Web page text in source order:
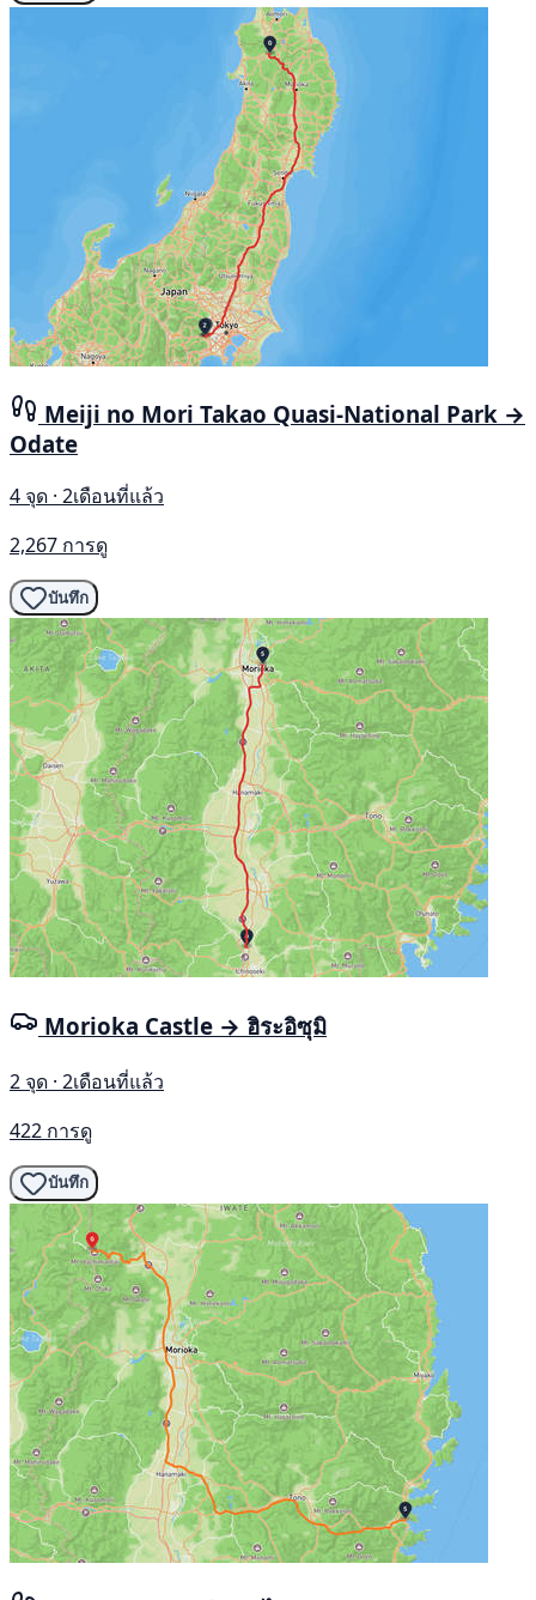
Meiji no Mori Takao Quasi-National Park →
Odate
4 จุด · 2เดือนที่แล้ว
2,267 การดู
บันทึก
Morioka Castle → ฮิระอิซุมิ
2 จุด · 2เดือนที่แล้ว
422 การดู
บันทึก